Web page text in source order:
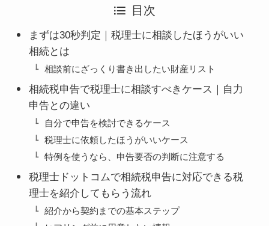
目次
まずは30秒判定｜税理士に相談したほうがいい
相続とは
相談前にざっくり書き出したい財産リスト
相続税申告で税理士に相談すべきケース｜自力
申告との違い
自分で申告を検討できるケース
税理士に依頼したほうがいいケース
特例を使うなら、申告要否の判断に注意する
税理士ドットコムで相続税申告に対応できる税
理士を紹介してもらう流れ
紹介から契約までの基本ステップ